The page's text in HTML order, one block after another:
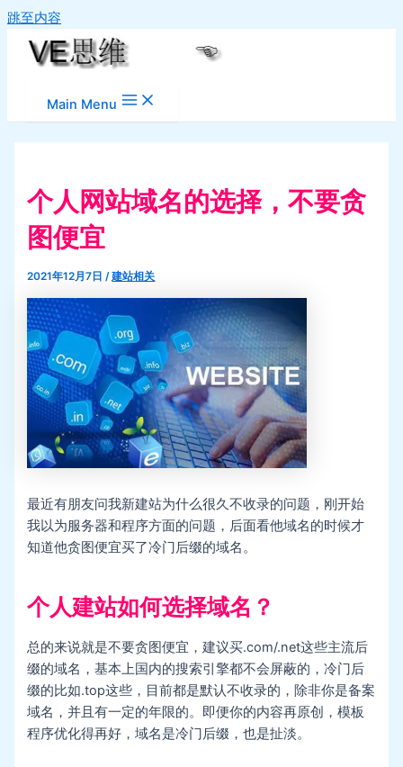
跳至内容
Main Menu
个人网站域名的选择，不要贪
图便宜
2021年12月7日/建站相关
最近有朋友问我新建站为什么很久不收录的问题，刚开始
我以为服务器和程序方面的问题，后面看他域名的时候才
知道他贪图便宜买了冷门后缀的域名。
个人建站如何选择域名？
总的来说就是不要贪图便宜，建议买.com/.net这些主流后
缀的域名，基本上国内的搜索引擎都不会屏蔽的，冷门后
缀的比如.top这些，目前都是默认不收录的，除非你是备案
域名，并且有一定的年限的。即便你的内容再原创，模板
程序优化得再好，域名是冷门后缀，也是扯淡。